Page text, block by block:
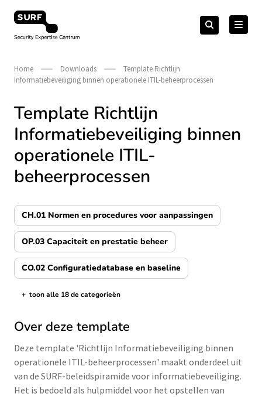
naar
Security Expertise Centrum – by SURF
Zoeken
naar:Zoeken
Home Downloads
Template Richtlijn
Informatiebeveiliging binnen operationele ITIL-beheerprocessen
Template Richtlijn
Informatiebeveiliging binnen
operationele ITIL-
beheerprocessen
CH.01 Normen en procedures voor aanpassingen
OP.03 Capaciteit en prestatie beheer
CO.02 Configuratiedatabase en baseline
de categorieën tonen/verbergen
+ toon alle 18 de categorieën
Over deze template
Deze template 'Richtlijn Informatiebeveiliging binnen
operationele ITIL-beheerprocessen' maakt onderdeel uit
van de SURF-beleidspiramide voor informatiebeveiliging.
Het is bedoeld als hulpmiddel voor het opstellen van